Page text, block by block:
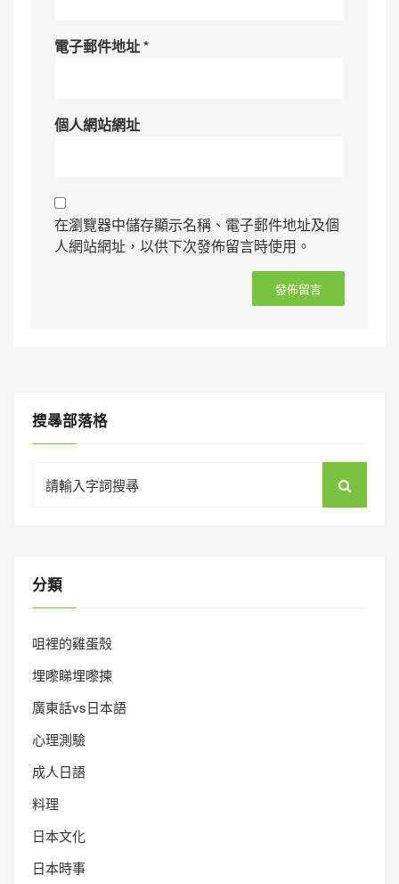
電子郵件地址*
個人網站網址
在瀏覽器中儲存顯示名稱、電子郵件地址及個
人網站網址，以供下次發佈留言時使用。
搜㝷部落格
for:
分類
咀裡的雞蛋殼
埋嚟睇埋嚟揀
廣東話vs日本語
心理測驗
成人日語
料理
日本文化
日本時事